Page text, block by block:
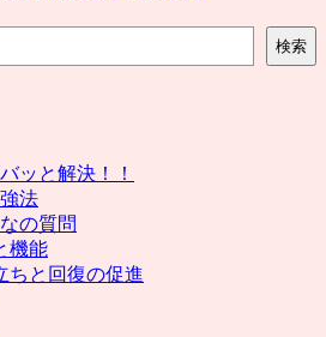
検索
ッと解決！！
法
の質問
機能
ちと回復の促進